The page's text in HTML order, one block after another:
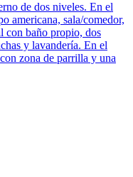
de dos niveles. En el
americana, sala/comedor,
con baño propio, dos
y lavandería. En el
zona de parrilla y una